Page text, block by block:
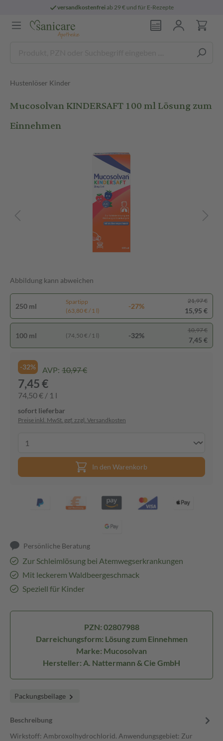
versandkostenfreiab 29 € und für E-Rezepte
Hustenlöser Kinder
Mucosolvan KINDERSAFT 100 ml Lösung zum
Einnehmen
Abbildung kann abweichen
250 ml
Spartipp
(63,80 € / 1 l)
-27%
21,97 €
15,95 €
100 ml (74,50 € / 1 l) -32%
10,97 €
7,45 €
-32% AVP: 10,97 €
7,45 €
74,50 € / 1 l
sofort lieferbar
Preise inkl. MwSt. ggf. zzgl. Versandkosten
In den Warenkorb
Persönliche Beratung
Zur Schleimlösung bei Atemwegserkrankungen
Mit leckerem Waldbeergeschmack
Speziell für Kinder
PZN: 02807988
Darreichungsform: Lösung zum Einnehmen
Marke: Mucosolvan
Hersteller: A. Nattermann & Cie GmbH
Packungsbeilage
Beschreibung
Wirkstoff: Ambroxolhydrochlorid. Anwendungsgebiet: Zur